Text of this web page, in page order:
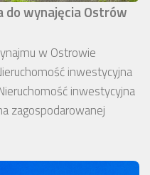
do wynajęcia Ostrów
w Ostrowie
inwestycyjna
inwestycyjna
zagospodarowanej